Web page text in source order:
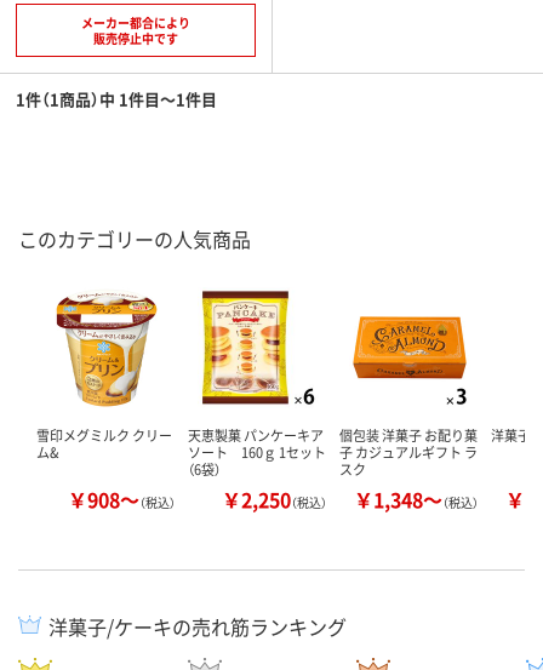
メーカー都合により
販売停止中です
1件（1商品）中 1件目～1件目
このカテゴリーの人気商品
雪印メグミルク クリー
ム&
￥908～（税込）
天恵製菓 パンケーキア
ソート 160ｇ 1セット
（6袋）
￥2,250（税込）
個包装 洋菓子 お配り菓
子 カジュアルギフト ラ
スク
￥1,348～（税込）
洋菓子
￥
洋菓子/ケーキの売れ筋ランキング